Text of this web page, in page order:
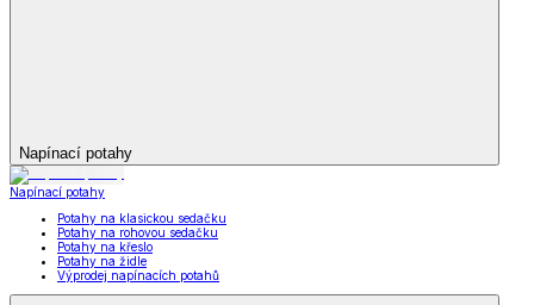
Napínací potahy
Napínací potahy
Potahy na klasickou sedačku
Potahy na rohovou sedačku
Potahy na křeslo
Potahy na židle
Výprodej napínacích potahů